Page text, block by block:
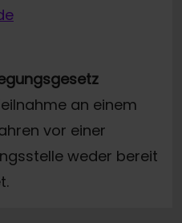
an einem
vor einer
weder bereit